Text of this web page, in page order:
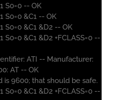
S0=0 -- OK
S0=0 &C1 -- OK
S0=0 &C1 &D2 -- OK
S0=0 &C1 &D2 +FCLASS=0 --
ATI -- Manufacturer:
AT -- OK
is 9600; that should be safe.
S0=0 &C1 &D2 +FCLASS=0 --